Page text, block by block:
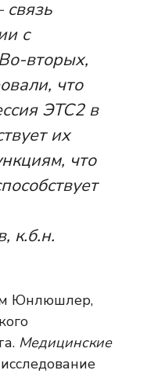
с
вторых,
что
ЭТС2в
их
что
к.б.н.
Юнлюшлер,
Медицинские